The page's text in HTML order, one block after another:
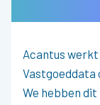
Acantus
Vastgoeddata
We hebben